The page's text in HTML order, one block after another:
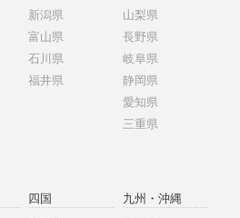
新潟県
富山県
石川県
福井県
山梨県
長野県
岐阜県
静岡県
愛知県
三重県
四国
九州・沖縄